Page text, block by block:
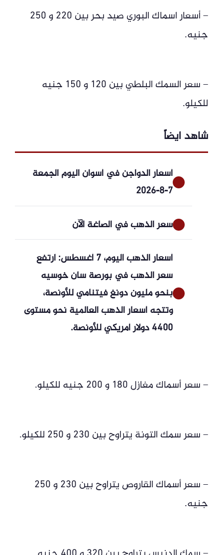
– أسعار اسماك البوري صيد بحر بين 220 و 250
جنيه.
– سعر السمك البلطي بين 120 و 150 جنيه
للكيلو.
شاهد ايضاً
أسعار الدواجن في أسوان اليوم الجمعة
7-8-2026
سعر الذهب في الصاغة الآن
أسعار الذهب اليوم، 7 أغسطس: ارتفع
سعر الذهب في بورصة سان خوسيه
بنحو مليون دونغ فيتنامي للأونصة،
وتتجه أسعار الذهب العالمية نحو مستوى
4400 دولار أمريكي للأونصة.
– سعر أسماك مغازل 180 و 200 جنيه للكيلو.
– سعر سمك التونة يتراوح بين 230 و 250 للكيلو.
– سعر أسماك القاروص يتراوح بين 230 و 250
جنيه.